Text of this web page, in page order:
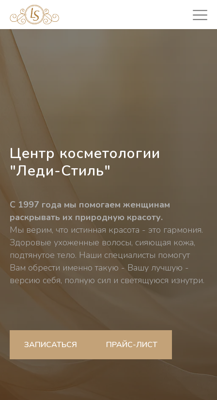
Центр косметологии
"Леди-Стиль"
С 1997 года мы помогаем женщинам
раскрывать их природную красоту.
Мы верим, что истинная красота - это гармония.
Здоровые ухоженные волосы, сияющая кожа,
подтянутое тело. Наши специалисты помогут
Вам обрести именно такую - Вашу лучшую -
версию себя, полную сил и светящуюся изнутри.
ЗАПИСАТЬСЯ ПРАЙС-ЛИСТ